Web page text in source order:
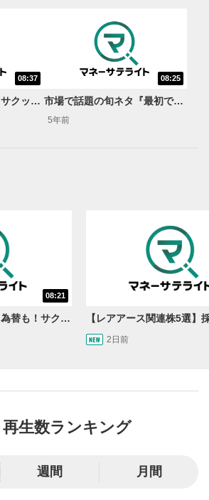
マウスを乗せると表示されます。
一時停止します。
送り
戻し/早送りします。
います。再生したい位置をクリック
ら動画が再生されます。
すると音量が調整できます。
示されます。再度クリックすると元
。
08:37
市場で話題の旬ネタ『サクッと理解！日経平均の新ルール（後編）』＜岡村友哉のサキヨミ特急便＞
08:25
市場で話題の旬ネタ『最初で最後の…東証2部マニア(後編)』＜岡村友哉のサキヨミ特急便＞
5年前
08:21
【8/10～8/14】株も！為替も！サクッと！来週のマーケット見通し＜Next View＞
2日前
再生数ランキング
週間 月間